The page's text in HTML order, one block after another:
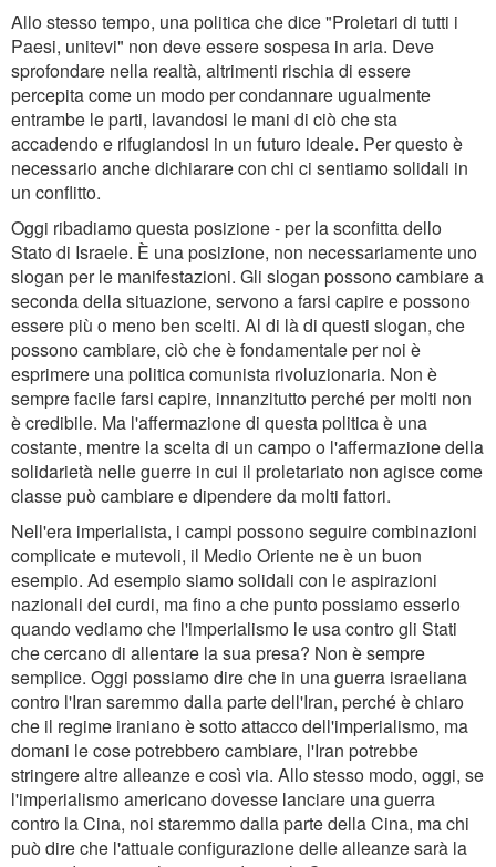
Allo stesso tempo, una politica che dice "Proletari di tutti i
Paesi, unitevi" non deve essere sospesa in aria. Deve
sprofondare nella realtà, altrimenti rischia di essere
percepita come un modo per condannare ugualmente
entrambe le parti, lavandosi le mani di ciò che sta
accadendo e rifugiandosi in un futuro ideale. Per questo è
necessario anche dichiarare con chi ci sentiamo solidali in
un conflitto.
Oggi ribadiamo questa posizione - per la sconfitta dello
Stato di Israele. È una posizione, non necessariamente uno
slogan per le manifestazioni. Gli slogan possono cambiare a
seconda della situazione, servono a farsi capire e possono
essere più o meno ben scelti. Al di là di questi slogan, che
possono cambiare, ciò che è fondamentale per noi è
esprimere una politica comunista rivoluzionaria. Non è
sempre facile farsi capire, innanzitutto perché per molti non
è credibile. Ma l'affermazione di questa politica è una
costante, mentre la scelta di un campo o l'affermazione della
solidarietà nelle guerre in cui il proletariato non agisce come
classe può cambiare e dipendere da molti fattori.
Nell'era imperialista, i campi possono seguire combinazioni
complicate e mutevoli, il Medio Oriente ne è un buon
esempio. Ad esempio siamo solidali con le aspirazioni
nazionali dei curdi, ma fino a che punto possiamo esserlo
quando vediamo che l'imperialismo le usa contro gli Stati
che cercano di allentare la sua presa? Non è sempre
semplice. Oggi possiamo dire che in una guerra israeliana
contro l'Iran saremmo dalla parte dell'Iran, perché è chiaro
che il regime iraniano è sotto attacco dell'imperialismo, ma
domani le cose potrebbero cambiare, l'Iran potrebbe
stringere altre alleanze e così via. Allo stesso modo, oggi, se
l'imperialismo americano dovesse lanciare una guerra
contro la Cina, noi staremmo dalla parte della Cina, ma chi
può dire che l'attuale configurazione delle alleanze sarà la